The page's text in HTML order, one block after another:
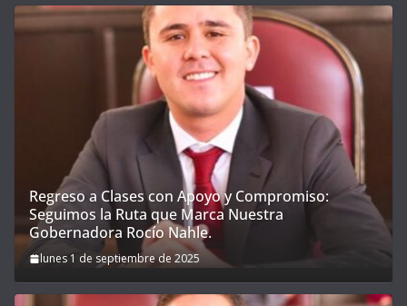
Regreso a Clases con Apoyo y Compromiso:
Seguimos la Ruta que Marca Nuestra
Gobernadora Rocío Nahle.
lunes 1 de septiembre de 2025